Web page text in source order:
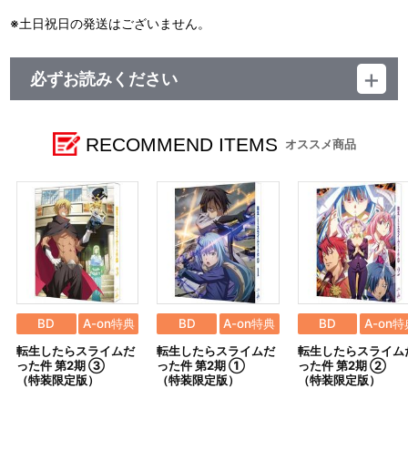
ために最終決戦へと臨む。
ザイナー：生原雄次／編集：神宮司由美／音響監督：明田川 仁／音
※土日祝日の発送はございません。
必ずお読みください
■購入特典ついて
・スライムリムル おでかけバッグセット
☆まさに捕食！なんでも入るでかトートバッグと、
持ち運び便利なサコッシュの豪華Wバッグセット！
［でかトートバッグ］
サイズ：H450mm×W640mm×マチ160mm
素材：ポリエステル
生産国：中国
［サコッシュ］
サイズ：H170mm×W250mm×マチ35mm
素材：ポリエステル
生産国：中国
RECOMMEND ITEMS オススメ商品
BD
A-on特典
転生したらスライムだ
った件 第2期 ③
（特装限定版）
BD
A-on特典
転生したらスライムだ
った件 第2期 ①
（特装限定版）
BD
A-on特
転生したらスライム
った件 第2期 ②
（特装限定版）